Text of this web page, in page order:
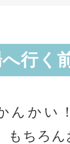
行く
んかい
もちろ